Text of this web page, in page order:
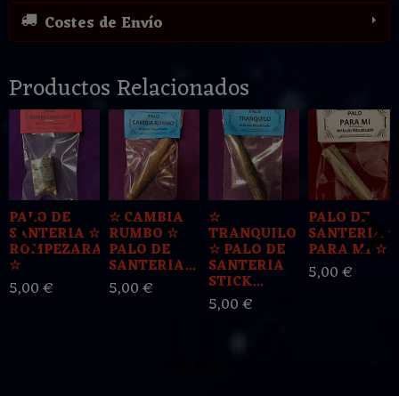
Costes de Envío
Productos Relacionados
PALO DE
SANTERIA ☆
ROMPEZARAGUEY
☆
5,00 €
☆ CAMBIA
RUMBO ☆
PALO DE
SANTERIA...
5,00 €
☆
TRANQUILO
☆ PALO DE
SANTERIA
STICK...
5,00 €
PALO DE
SANTERIA ☆
PARA MI ☆
5,00 €